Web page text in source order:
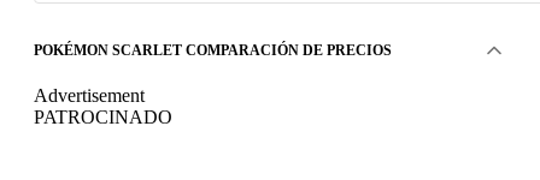
POKÉMON SCARLET COMPARACIÓN DE PRECIOS
Advertisement
PATROCINADO